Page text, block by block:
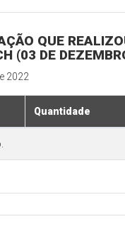
QUE
(03 DE
2022
Quantidade